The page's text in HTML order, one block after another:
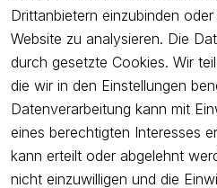
Drittanbietern einzubinden
Website zu analysieren. Die
durch gesetzte Cookies. Wir
die wir in den Einstellungen
Datenverarbeitung kann mit
eines berechtigten Interesses
kann erteilt oder abgelehnt
nicht einzuwilligen und die
Freue dich über 5€ Rabatt bei
profitiere von
Newsletter